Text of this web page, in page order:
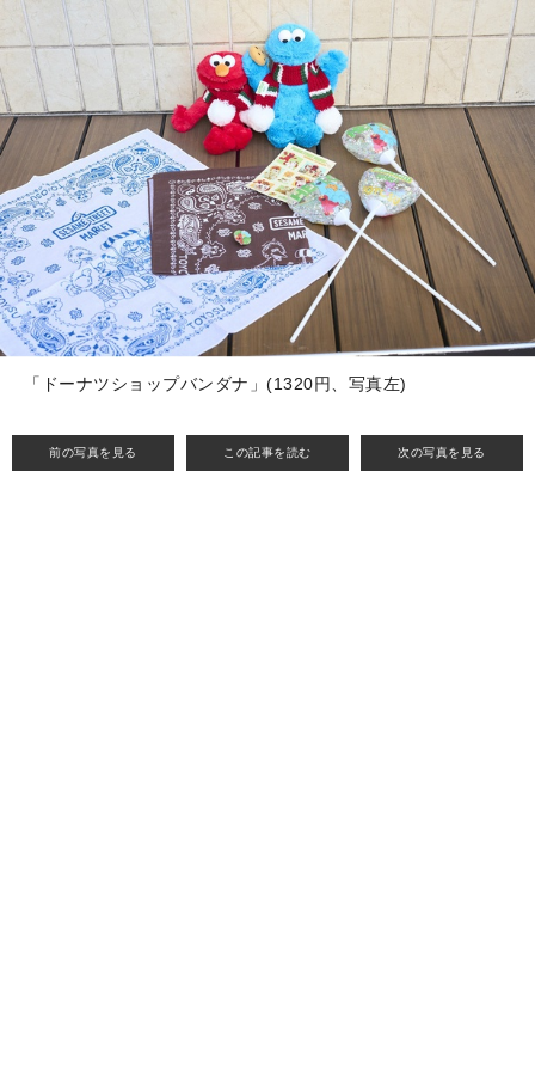
前の写真を見る この記事を読む 次の写真を見る
「ドーナツショップバンダナ」(1320円、写真左)